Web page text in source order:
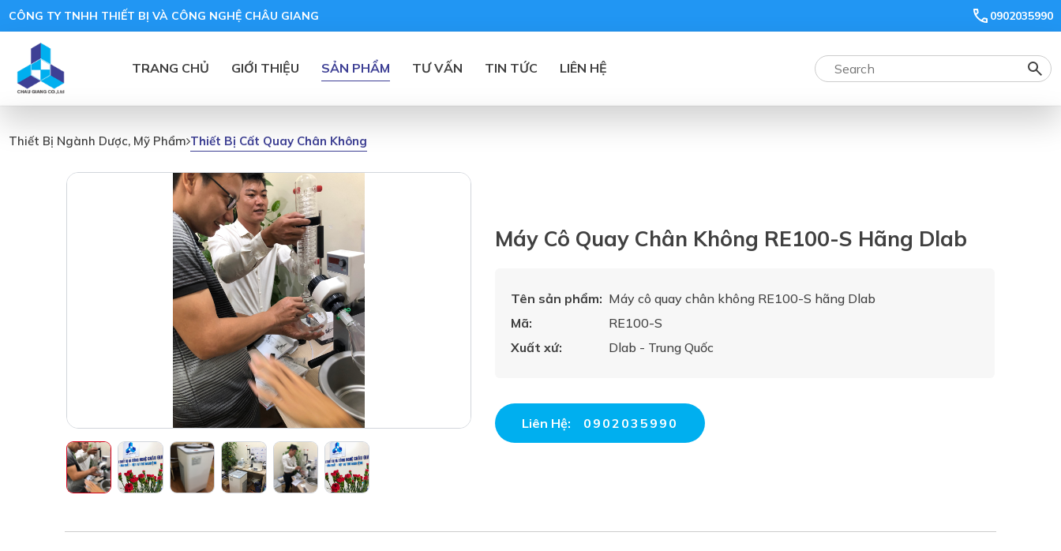
CÔNG TY TNHH THIẾT BỊ VÀ CÔNG NGHỆ CHÂU GIANG 0902035990
TRANG CHỦ GIỚI THIỆU SẢN PHẨM TƯ VẤN TIN TỨC LIÊN HỆ
Thiết Bị Ngành Dược, Mỹ Phẩm Thiết Bị Cất Quay Chân Không
Máy Cô Quay Chân Không RE100-S Hãng Dlab
Tên sản phẩm: Máy cô quay chân không RE100-S hãng Dlab
Mã:
RE100-S
Xuất xứ:
Dlab - Trung Quốc
Liên Hệ: 0902035990